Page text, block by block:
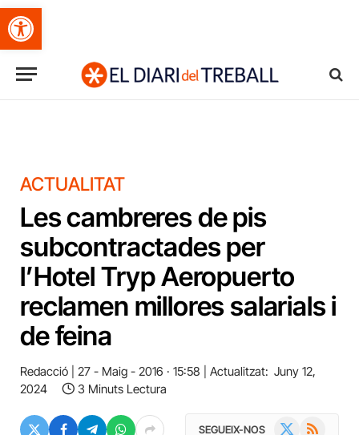
Obre la barra d'eines
ACTUALITAT
Les cambreres de pis
subcontractades per
l’Hotel Tryp Aeropuerto
reclamen millores salarials i
de feina
Redacció 27 - Maig - 2016 · 15:58 Actualitzat: Juny 12,
2024
3 Minuts Lectura
SEGUEIX-NOS RSS